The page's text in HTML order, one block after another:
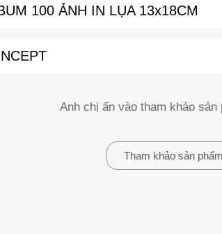
100 ẢNH IN LỤA 13x18CM
Anh chị ấn vào tham khảo sản
Tham khảo sản phẩm